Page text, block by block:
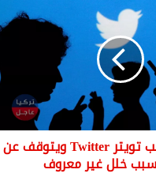
عاجل عطل يصيب تويتر Twitter ويتوقف عن
خلل غير معروف